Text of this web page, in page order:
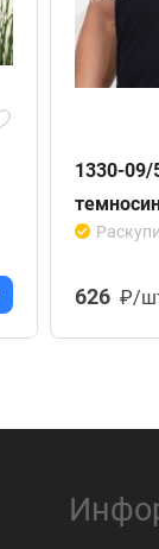
1330-09/
626 ₽/